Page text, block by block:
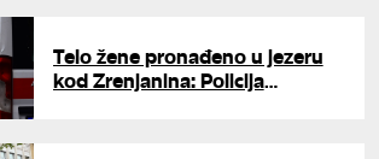
Telo žene pronađeno u jezeru
kod Zrenjanina: Policija